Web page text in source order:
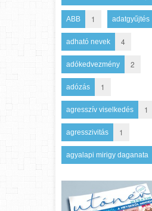
ABB 1 adatgyűjtés
adható nevek 4
adókedvezmény 2
adózás 1
agresszív viselkedés 1
agresszivitás 1
agyalapi mirigy daganata